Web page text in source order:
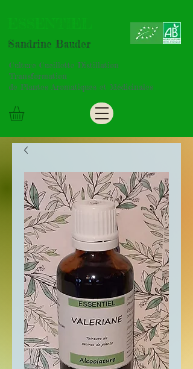
Sandrine Bauder
Culture Cueillette Distillation
Transformation
de Plantes Aromatiques et Médicinales